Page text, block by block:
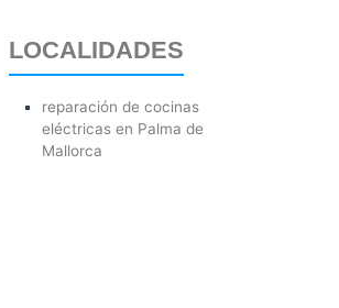
LOCALIDADES
reparación de cocinas
eléctricas en Palma de
Mallorca